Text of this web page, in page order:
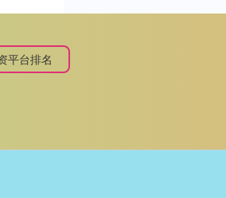
平台排名